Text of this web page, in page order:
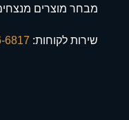
מבחר מוצרים מנצחים
שירות לקוחות: